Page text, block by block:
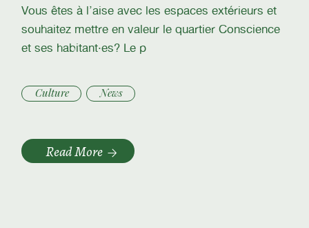
Vous êtes à l’aise avec les espaces extérieurs et
souhaitez mettre en valeur le quartier Conscience
et ses habitant·es? Le p
Culture News
Read More